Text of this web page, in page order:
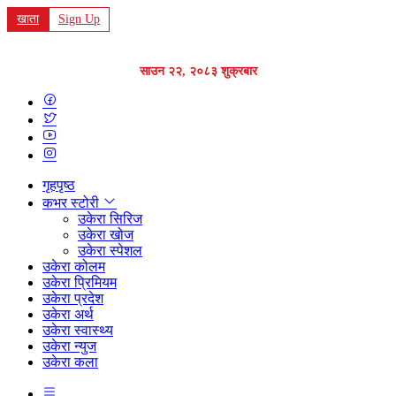
खाता Sign Up
साउन २२, २०८३ शुक्रबार
गृहपृष्ठ
कभर स्टोरी
उकेरा सिरिज
उकेरा खोज
उकेरा स्पेशल
उकेरा कोलम
उकेरा प्रिमियम
उकेरा प्रदेश
उकेरा अर्थ
उकेरा स्वास्थ्य
उकेरा न्युज
उकेरा कला